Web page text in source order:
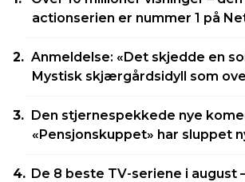
actionserien er nummer 1 på
Anmeldelse: «Det skjedde en
Mystisk skjærgårdsidyll som
Den stjernespekkede nye
«Pensjonskuppet» har sluppet
De 8 beste TV-seriene i august